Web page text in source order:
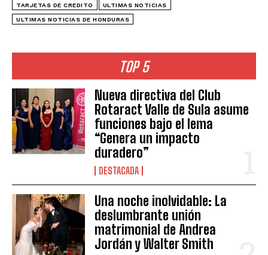
TOP 5
Nueva directiva del Club
Rotaract Valle de Sula asume
funciones bajo el lema
“Genera un impacto
duradero”
DESTACADA
Una noche inolvidable: La
deslumbrante unión
matrimonial de Andrea
Jordán y Walter Smith
TARJETAS DE CREDITO ULTIMAS NOTICIAS
ULTIMAS NOTICIAS DE HONDURAS